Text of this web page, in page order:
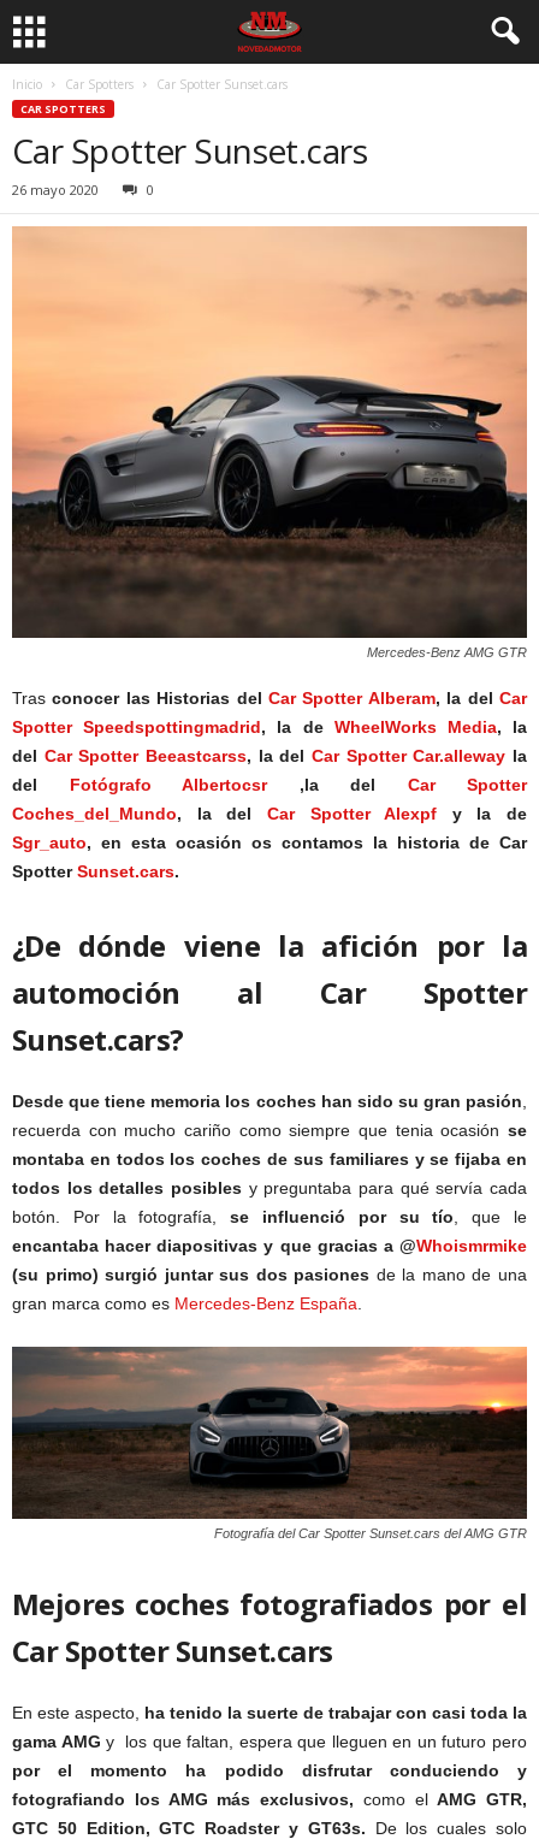
Inicio Car Spotters Car Spotter Sunset.cars
CAR SPOTTERS
Car Spotter Sunset.cars
26 mayo 2020 0
Mercedes-Benz AMG GTR
Trasconocer las Historias delCar Spotter Alberam, la delCar
Spotter Speedspottingmadrid, la de WheelWorks Media, la
del Car Spotter Beeastcarss, ladelCar Spotter Car.alleway la
del Fotógrafo Albertocsr,la del Car Spotter
Coches_del_Mundo, la del Car Spotter Alexpf yla de
Sgr_auto, en esta ocasión os contamos la historia de Car
SpotterSunset.cars.
¿De dónde viene la afición por la
automoción al Car Spotter
Sunset.cars?
Desde que tiene memoria los coches han sido su gran pasión,
recuerda con mucho cariño como siempre que tenia ocasión se
montaba en todos los coches de sus familiares y se fijaba en
todos los detalles posibles y preguntaba para qué servía cada
botón. Por la fotografía, se influenció por su tío, que le
encantaba hacer diapositivas y que gracias a @Whoismrmike
(su primo) surgió juntar sus dos pasiones de la mano de una
gran marca como es Mercedes-Benz España.
Fotografía del Car Spotter Sunset.cars del AMG GTR
Mejores coches fotografiados por el
Car SpotterSunset.cars
En este aspecto, ha tenido la suerte de trabajar con casi toda la
gama AMG y los que faltan, espera que lleguen en un futuro pero
por el momento ha podido disfrutar conduciendo y
fotografiando los AMG más exclusivos, como elAMG GTR,
GTC 50 Edition, GTC Roadster y GT63s. De los cuales solo